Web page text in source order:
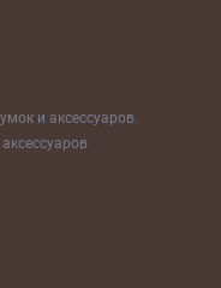
и аксессуаров.